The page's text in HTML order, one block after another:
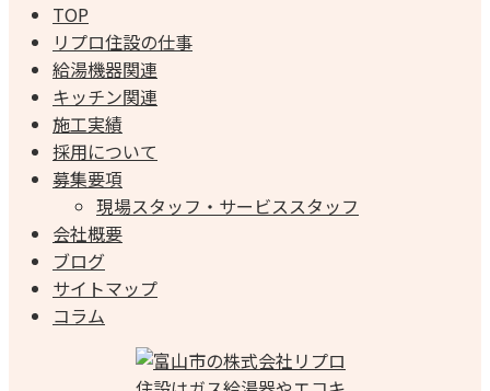
TOP
リプロ住設の仕事
給湯機器関連
キッチン関連
施工実績
採用について
募集要項
現場スタッフ・サービススタッフ
会社概要
ブログ
サイトマップ
コラム